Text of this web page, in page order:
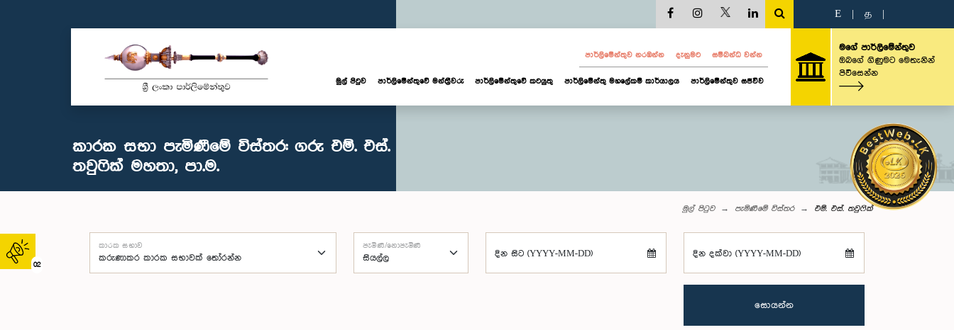
02
E த
පාර්ලි‌මේන්තුව නරඹන්න දැනුමට සම්බන්ධ වන්න
මුල් පිටුව පාර්ලි‌මේන්තුවේ මන්ත්‍රීවරු පාර්ලිමේන්තුවේ කටයුතු පාර්ලිමේන්තු මහලේකම් කාර්යාලය පාර්ලිමේන්තුව සජීවීව
මගේ පාර්ලිමේන්තුව
ඔබගේ ගිණුමට මෙතැනින්
පිවිසෙන්න
කාරක සභා පැමිණීමේ විස්තර: ගරු එම්. එස්.
තවුෆික් මහතා, පා.ම.
මුල් පිටුව පැමිණීමේ විස්තර එම්. එස්. තවුෆික්
කාරක සභාව පැමිණි/නොපැමිණි
දින සිට (YYYY-MM-DD) දින දක්වා (YYYY-MM-DD)
සොයන්න